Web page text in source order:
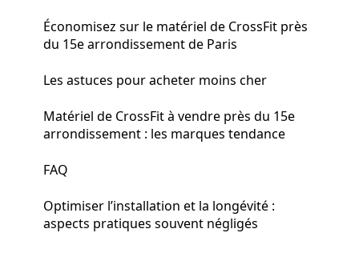
Économisez sur le matériel de CrossFit près
du 15e arrondissement de Paris
Les astuces pour acheter moins cher
Matériel de CrossFit à vendre près du 15e
arrondissement : les marques tendance
FAQ
Optimiser l’installation et la longévité :
aspects pratiques souvent négligés